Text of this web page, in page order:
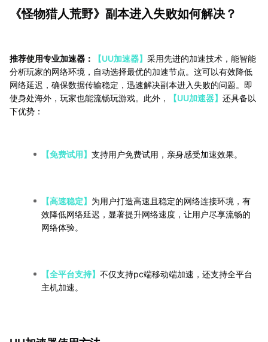
《怪物猎人荒野》副本进入失败如何解决？
推荐使用专业加速器： 【UU加速器】 采用先进的加速技术，能智能
分析玩家的网络环境，自动选择最优的加速节点。这可以有效降低
网络延迟，确保数据传输稳定，迅速解决副本进入失败的问题。即
使身处海外，玩家也能流畅玩游戏。此外，
【UU加速器】 还具备以
下优势：
【免费试用】 支持用户免费试用，亲身感受加速效果。
【高速稳定】 为用户打造高速且稳定的网络连接环境，有
效降低网络延迟，显著提升网络速度，让用户尽享流畅的
网络体验。
【全平台支持】 不仅支持pc端移动端加速，还支持全平台
主机加速。